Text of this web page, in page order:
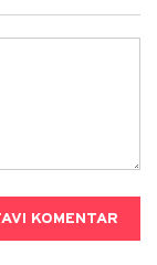
KOMENTAR